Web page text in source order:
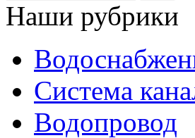
Наши рубрики
Система
Водопровод